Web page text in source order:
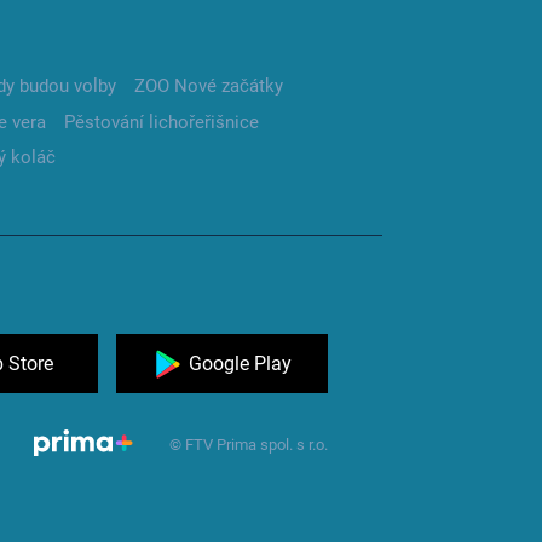
budou volby
ZOO Nové začátky
vera
Pěstování lichořeřišnice
koláč
Store Google Play
© FTV Prima spol. s r.o.